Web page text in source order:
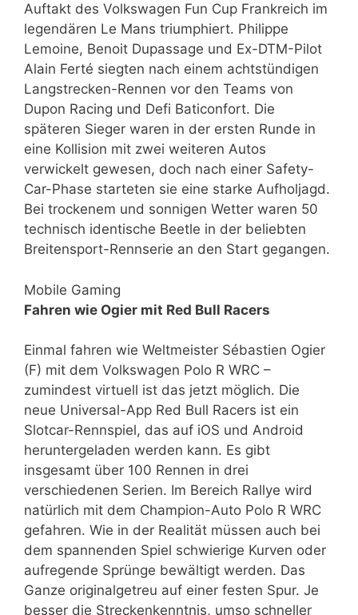
Auftakt des Volkswagen Fun Cup Frankreich im
legendären Le Mans triumphiert. Philippe
Lemoine, Benoit Dupassage und Ex-DTM-Pilot
Alain Ferté siegten nach einem achtstündigen
Langstrecken-Rennen vor den Teams von
Dupon Racing und Defi Baticonfort. Die
späteren Sieger waren in der ersten Runde in
eine Kollision mit zwei weiteren Autos
verwickelt gewesen, doch nach einer Safety-
Car-Phase starteten sie eine starke Aufholjagd.
Bei trockenem und sonnigen Wetter waren 50
technisch identische Beetle in der beliebten
Breitensport-Rennserie an den Start gegangen.
Mobile Gaming
Fahren wie Ogier mit Red Bull Racers
Einmal fahren wie Weltmeister Sébastien Ogier
(F) mit dem Volkswagen Polo R WRC –
zumindest virtuell ist das jetzt möglich. Die
neue Universal-App Red Bull Racers ist ein
Slotcar-Rennspiel, das auf iOS und Android
heruntergeladen werden kann. Es gibt
insgesamt über 100 Rennen in drei
verschiedenen Serien. Im Bereich Rallye wird
natürlich mit dem Champion-Auto Polo R WRC
gefahren. Wie in der Realität müssen auch bei
dem spannenden Spiel schwierige Kurven oder
aufregende Sprünge bewältigt werden. Das
Ganze originalgetreu auf einer festen Spur. Je
besser die Streckenkenntnis, umso schneller